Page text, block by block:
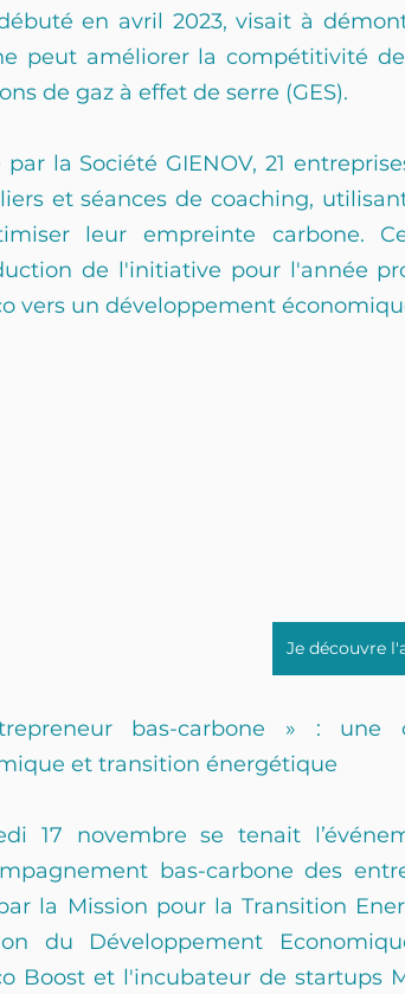
en avril 2023, visait à
peut améliorer la compétitivité
de gaz à effet de serre (GES).
la Société GIENOV, 21
et séances de coaching,
leur empreinte carbone.
de l'initiative pour l'année
vers un développement
Je découvre
bas-carbone » : une
et transition énergétique
17 novembre se tenait
bas-carbone des
la Mission pour la Transition
du Développement
Boost et l'incubateur de startups